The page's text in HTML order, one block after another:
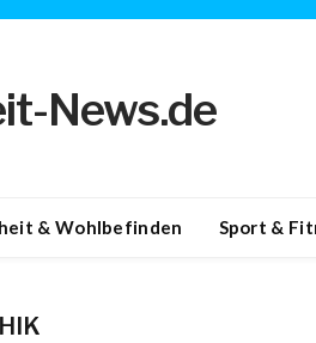
& Wohlbefinden Sport &